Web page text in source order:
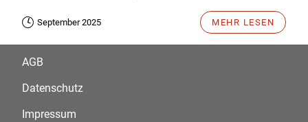
September 2025 MEHR LESEN
AGB
Datenschutz
Impressum